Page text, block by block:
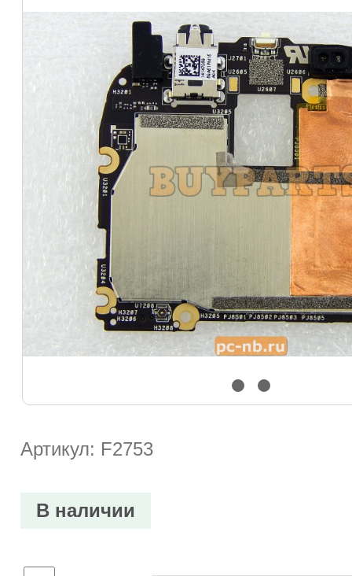
Артикул: F2753
В наличии